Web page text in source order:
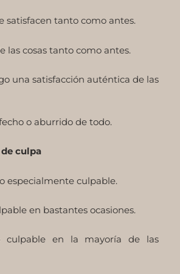
satisfacen tanto como antes.
las cosas tanto como antes.
una satisfacción auténtica de las
o aburrido de todo.
culpa
especialmente culpable.
en bastantes ocasiones.
culpable en la mayoría de las